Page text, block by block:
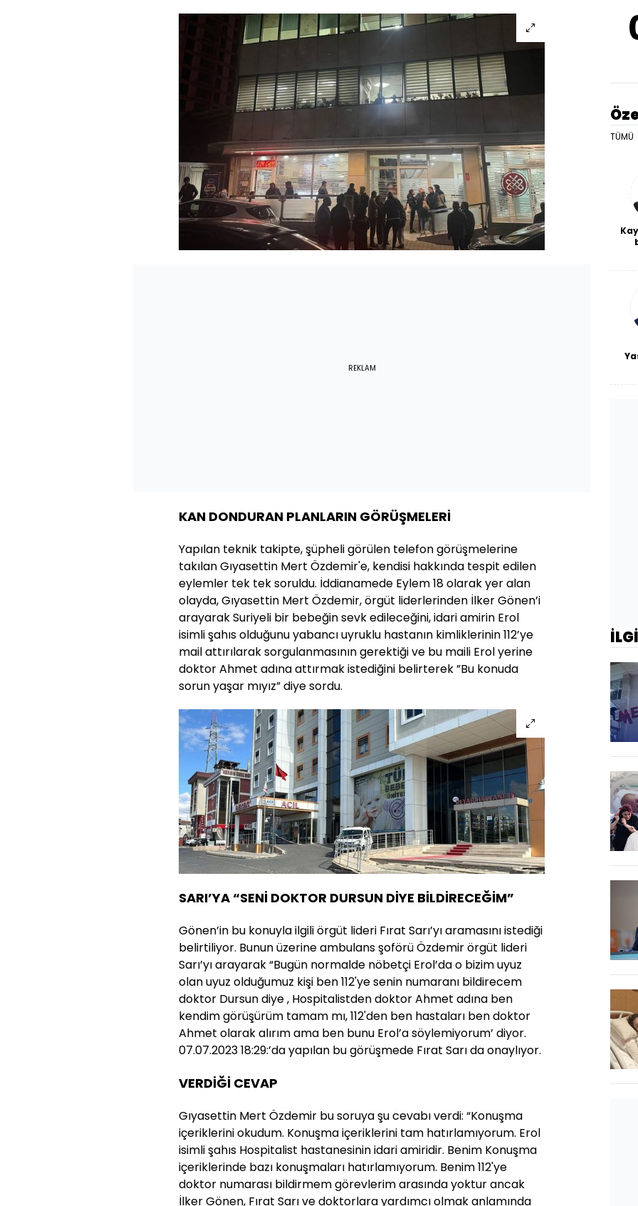
REKLAM
KAN DONDURAN PLANLARIN GÖRÜŞMELERİ
Yapılan teknik takipte, şüpheli görülen telefon görüşmelerine
takılan Gıyasettin Mert Özdemir'e, kendisi hakkında tespit edilen
eylemler tek tek soruldu. İddianamede Eylem 18 olarak yer alan
olayda, Gıyasettin Mert Özdemir, örgüt liderlerinden İlker Gönen’i
arayarak Suriyeli bir bebeğin sevk edileceğini, idari amirin Erol
isimli şahıs olduğunu yabancı uyruklu hastanın kimliklerinin 112’ye
mail attırılarak sorgulanmasının gerektiği ve bu maili Erol yerine
doktor Ahmet adına attırmak istediğini belirterek ”Bu konuda
sorun yaşar mıyız” diye sordu.
SARI’YA “SENİ DOKTOR DURSUN DİYE BİLDİRECEĞİM”
Gönen’in bu konuyla ilgili örgüt lideri Fırat Sarı’yı aramasını istediği
belirtiliyor. Bunun üzerine ambulans şoförü Özdemir örgüt lideri
Sarı’yı arayarak “Bugün normalde nöbetçi Erol’da o bizim uyuz
olan uyuz olduğumuz kişi ben 112'ye senin numaranı bildirecem
doktor Dursun diye , Hospitalistden doktor Ahmet adına ben
kendim görüşürüm tamam mı, 112'den ben hastaları ben doktor
Ahmet olarak alırım ama ben bunu Erol’a söylemiyorum’ diyor.
07.07.2023 18:29:’da yapılan bu görüşmede Fırat Sarı da onaylıyor.
VERDİĞİ CEVAP
Gıyasettin Mert Özdemir bu soruya şu cevabı verdi: “Konuşma
içeriklerini okudum. Konuşma içeriklerini tam hatırlamıyorum. Erol
isimli şahıs Hospitalist hastanesinin idari amiridir. Benim Konuşma
içeriklerinde bazı konuşmaları hatırlamıyorum. Benim 112'ye
doktor numarası bildirmem görevlerim arasında yoktur ancak
İlker Gönen, Fırat Sarı ve doktorlara yardımcı olmak anlamında
TÜMÜ